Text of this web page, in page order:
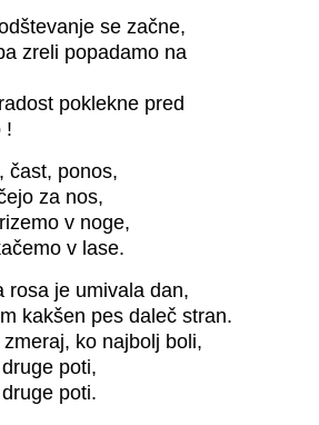
se začne,
zreli popadamo na
poklekne pred
!
čast, ponos,
za nos,
v noge,
v lase.
rosa je umivala dan,
kakšen pes daleč stran.
ko najbolj boli,
poti,
poti.